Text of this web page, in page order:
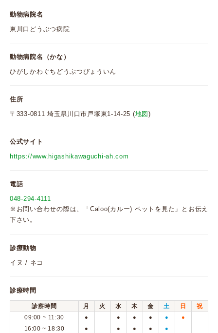
動物病院名
東川口どうぶつ病院
動物病院名（かな）
ひがしかわぐちどうぶつびょういん
住所
〒333-0811 埼玉県川口市戸塚東1-14-25 (地図)
公式サイト
https://www.higashikawaguchi-ah.com
電話
048-294-4111
※お問い合わせの際は、「Caloo(カルー) ペットを見た」とお伝え
下さい。
診療動物
イヌ / ネコ
診療時間
診察時間 月 火 水 木 金 土 日
祝
09:00 ~ 11:30
● ● ● ● ● ●
16:00 ~ 18:30 ● ● ● ● ●